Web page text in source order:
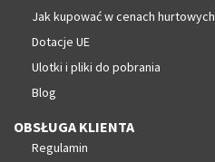
Jak kupować w cenach hurtowych
Dotacje UE
Ulotki i pliki do pobrania
Blog
OBSŁUGA KLIENTA
Regulamin